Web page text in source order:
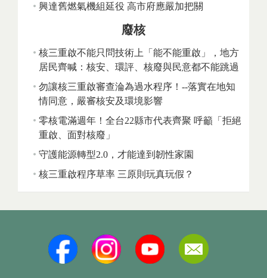
興達舊燃氣機組延役 高市府應嚴加把關
廢核
核三重啟不能只問技術上「能不能重啟」，地方
居民齊喊：核安、環評、核廢與民意都不能跳過
勿讓核三重啟審查淪為過水程序！--落實在地知
情同意，嚴審核安及環境影響
零核電滿週年！全台22縣市代表齊聚 呼籲「拒絕
重啟、面對核廢」
守護能源轉型2.0，才能達到韌性家園
核三重啟程序草率 三原則玩真玩假？